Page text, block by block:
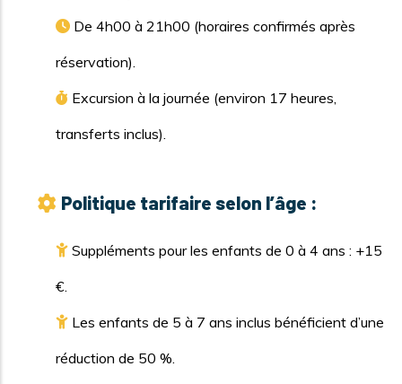
De 4h00 à 21h00 (horaires confirmés après
réservation).
Excursion à la journée (environ 17 heures,
transferts inclus).
Politique tarifaire selon l’âge :
Suppléments pour les enfants de 0 à 4 ans : +15
€.
Les enfants de 5 à 7 ans inclus bénéficient d’une
réduction de 50 %.